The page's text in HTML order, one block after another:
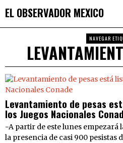
EL OBSERVADOR MEXICO
NAVEGAR
Levantamiento de pesas
los Juegos Nacionales
-A partir de este lunes empezará
la presencia de casi 900 pesistas